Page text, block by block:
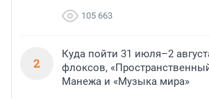
105 663
2
Куда пойти 31 июля–2
флоксов,
Манежа и «Музыка мира»